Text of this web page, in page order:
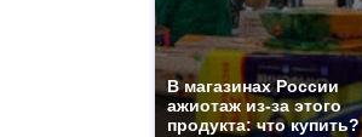
В магазинах России
ажиотаж из-за этого
продукта: что купить?